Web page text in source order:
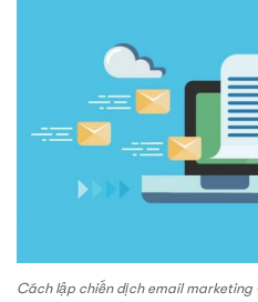
Cách lập chiến dịch email marketing